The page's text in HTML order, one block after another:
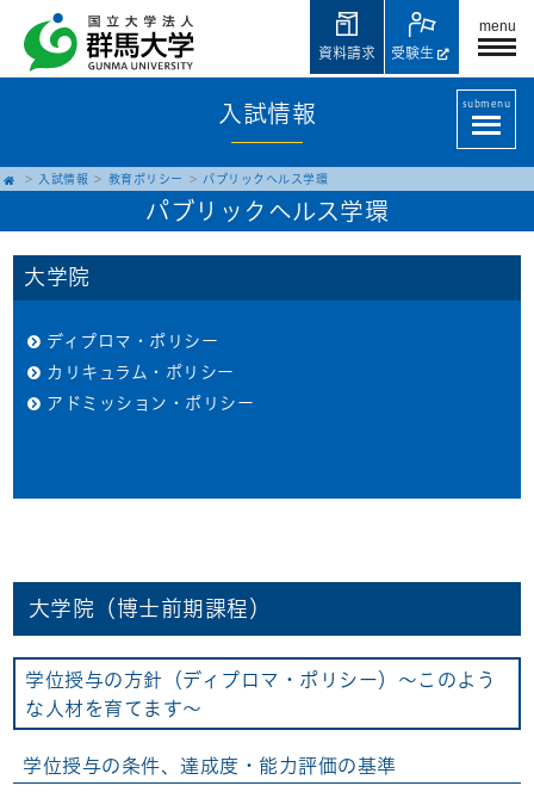
menu
受験生
資料請求
入試情報 submenu
入試情報 教育ポリシー パブリックヘルス学環
パブリックヘルス学環
大学院
ディプロマ・ポリシー
カリキュラム・ポリシー
アドミッション・ポリシー
大学院（博士前期課程）
学位授与の方針（ディプロマ・ポリシー）～このよう
な人材を育てます～
学位授与の条件、達成度・能力評価の基準